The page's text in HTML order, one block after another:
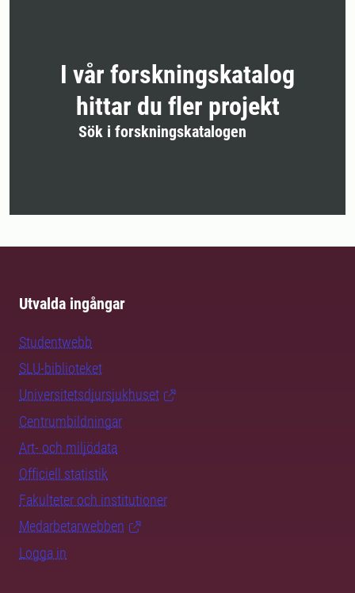
I vår forskningskatalog
hittar du fler projekt
Sök i forskningskatalogen
Utvalda ingångar
Studentwebb
SLU-biblioteket
Universitetsdjursjukhuset
Centrumbildningar
Art- och miljödata
Officiell statistik
Fakulteter och institutioner
Medarbetarwebben
Logga in